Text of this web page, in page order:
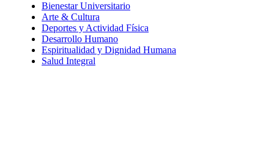
Bienestar Universitario
Arte & Cultura
Deportes y Actividad Física
Desarrollo Humano
Espiritualidad y Dignidad Humana
Salud Integral